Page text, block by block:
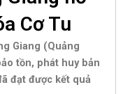
Cơ Tu
Giang (Quảng
tồn, phát huy bản
đạt được kết quả